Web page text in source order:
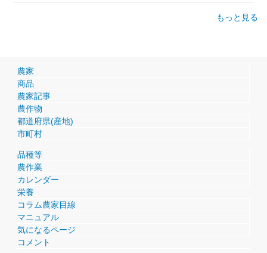
もっと見る
農家
商品
農家記事
農作物
都道府県(産地)
市町村
品種等
農作業
カレンダー
栄養
コラム農家目線
マニュアル
気になるページ
コメント